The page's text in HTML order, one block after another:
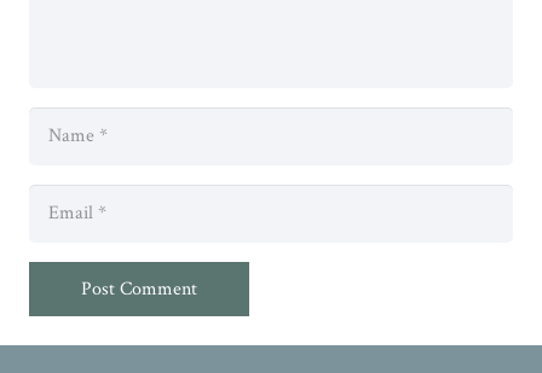
Post Comment